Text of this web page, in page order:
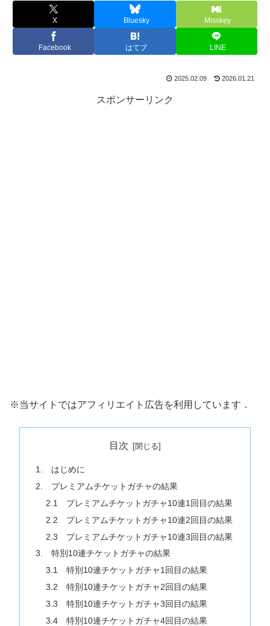
X Bluesky Misskey
Facebook はてブ LINE
2025.02.09 2026.01.21
スポンサーリンク
※当サイトではアフィリエイト広告を利用しています．
目次
1. はじめに
2. プレミアムチケットガチャの結果
2.1 プレミアムチケットガチャ10連1回目の結果
2.2 プレミアムチケットガチャ10連2回目の結果
2.3 プレミアムチケットガチャ10連3回目の結果
3. 特別10連チケットガチャの結果
3.1 特別10連チケットガチャ1回目の結果
3.2 特別10連チケットガチャ2回目の結果
3.3 特別10連チケットガチャ3回目の結果
3.4 特別10連チケットガチャ4回目の結果